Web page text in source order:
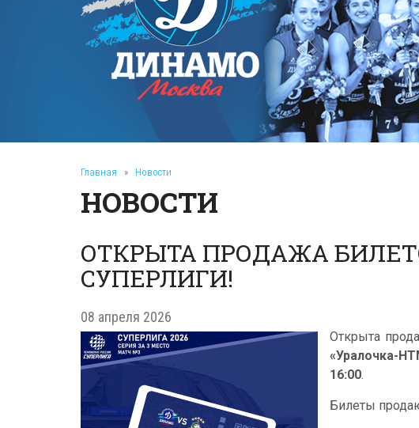
Главная » Новости
НОВОСТИ
ОТКРЫТА ПРОДАЖА
СУПЕРЛИГИ!
08 апреля 2026
Открыта
«Уралочка-
16:00.
Билеты